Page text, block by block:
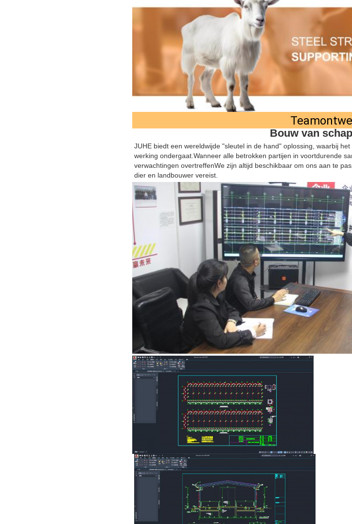
Bouw van
JUHE biedt een wereldwijde "sleutel in de hand" oplossing, waarbij
werking ondergaat.Wanneer alle betrokken partijen in voortdurende
verwachtingen overtreffenWe zijn altijd beschikbaar om ons aan te
dier en landbouwer vereist.